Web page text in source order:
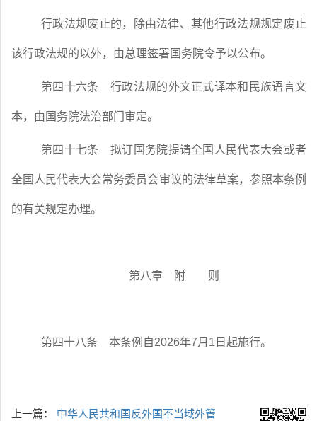
行政法规废止的，除由法律、其他行政法规规定废止
该行政法规的以外，由总理签署国务院令予以公布。
第四十六条 行政法规的外文正式译本和民族语言文
本，由国务院法治部门审定。
第四十七条 拟订国务院提请全国人民代表大会或者
全国人民代表大会常务委员会审议的法律草案，参照本条例
的有关规定办理。
第八章 附 则
第四十八条 本条例自2026年7月 1 日起施行。
上一篇： 中华人民共和国反外国不当域外管